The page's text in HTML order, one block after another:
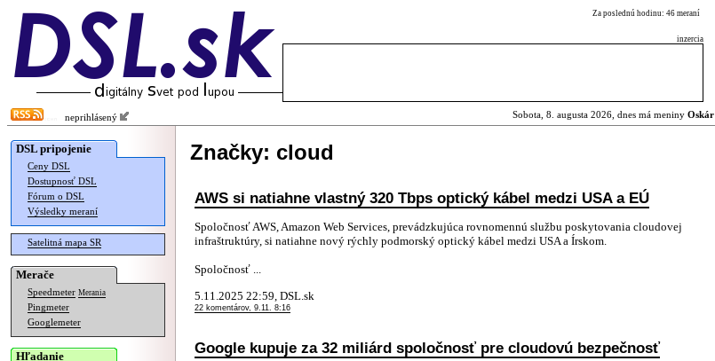
Za poslednú hodinu: 46 meraní
inzercia
neprihlásený Sobota, 8. augusta 2026, dnes má meniny Oskár
DSL pripojenie
Ceny DSL
Dostupnosť DSL
Fórum o DSL
Výsledky meraní
Satelitná mapa SR
Merače
Speedmeter Merania
Pingmeter
Googlemeter
Hľadanie
Značky: cloud
AWS si natiahne vlastný 320 Tbps optický kábel medzi USA a EÚ
Spoločnosť AWS, Amazon Web Services, prevádzkujúca rovnomennú službu poskytovania cloudovej
infraštruktúry, si natiahne nový rýchly podmorský optický kábel medzi USA a Írskom.
Spoločnosť ...
5.11.2025 22:59, DSL.sk
22 komentárov, 9.11. 8:16
Google kupuje za 32 miliárd spoločnosť pre cloudovú bezpečnosť